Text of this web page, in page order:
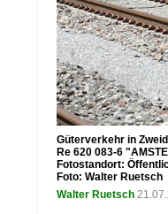
Güterverkehr in
Re 620 083-6
Fotostandort:
Foto: Walter Ruetsch
Walter Ruetsch